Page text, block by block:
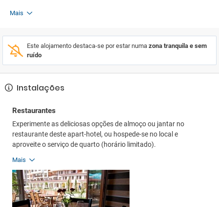
Mais
Este alojamento destaca-se por estar numa zona tranquila e sem
ruído
Instalações
Restaurantes
Experimente as deliciosas opções de almoço ou jantar no
restaurante deste apart-hotel, ou hospede-se no local e
aproveite o serviço de quarto (horário limitado).
Mais